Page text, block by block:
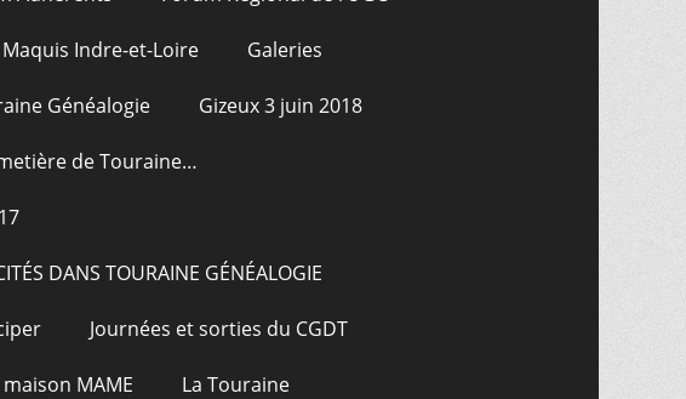
Maquis Indre-et-Loire Galeries
Généalogie Gizeux 3 juin 2018
de Touraine…
DANS TOURAINE GÉNÉALOGIE
Journées et sorties du CGDT
maison MAME La Touraine